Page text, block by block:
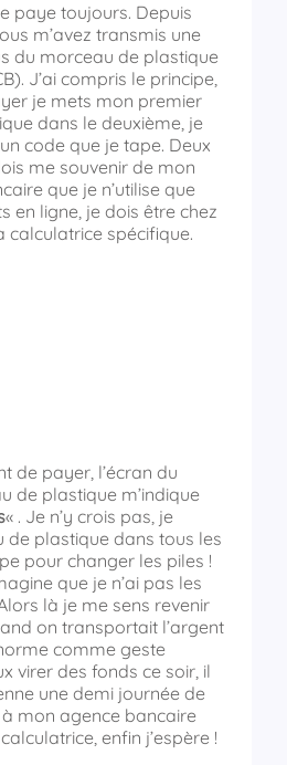
paye toujours. Depuis
m’avez transmis une
du morceau de plastique
J’ai compris le principe,
je mets mon premier
dans le deuxième, je
code que je tape. Deux
me souvenir de mon
que je n’utilise que
en ligne, je dois être chez
calculatrice spécifique.
de payer, l’écran du
de plastique m’indique
« . Je n’y crois pas, je
de plastique dans tous les
pour changer les piles !
que je n’ai pas les
là je me sens revenir
on transportait l’argent
comme geste
virer des fonds ce soir, il
une demi journée de
mon agence bancaire
enfin j’espère !